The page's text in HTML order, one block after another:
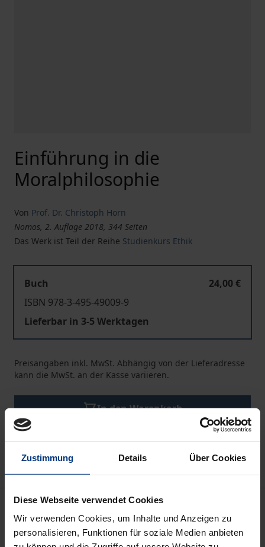
Zustimmung Details Über Cookies
Diese Webseite verwendet Cookies
Wir verwenden Cookies, um Inhalte und Anzeigen zu
personalisieren, Funktionen für soziale Medien anbieten
Einführung in die
Moralphilosophie
Von Prof. Dr. Christoph Horn
Nomos, 2. Auflage 2018, 344 Seiten
Das Werk ist Teil der Reihe Studienkurs Ethik
Buch
24,00 €
ISBN 978-3-495-49009-9
Lieferbar in 3-5 Werktagen
Preisangaben inkl. MwSt. Abhängig von der Lieferadresse
kann die MwSt. an der Kasse variieren.
In den Warenkorb
Zur Wunschliste hinzufügen
Hinweise zu Versandkosten
Beschreibung
Das Buch bietet einen knappen und konzisen